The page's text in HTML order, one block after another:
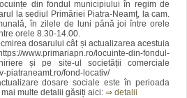
din fondul municipiului în regim de
la sediul Primăriei Piatra-Neamţ, la cam.
în zilele de luni până joi între orele
orele 8.30-14.00.
dosarului cât și actualizarea acestuia
www.primariapn.ro/locuinte-din-fondul-
și pe site-ul societății comerciale
piatraneamt.ro/fond-locativ/
dosare sociale este în perioada
multe detalii găsiți aici: ⇒ detalii